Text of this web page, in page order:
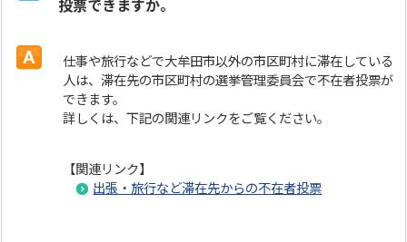
投票できますか。
仕事や旅行などで大牟田市以外の市区町村に滞在している
人は、滞在先の市区町村の選挙管理委員会で不在者投票が
できます。
詳しくは、下記の関連リンクをご覧ください。
【関連リンク】
出張・旅行など滞在先からの不在者投票